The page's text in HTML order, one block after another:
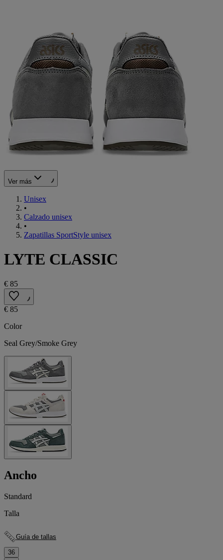
Ver más
Unisex
•
Calzado unisex
•
Zapatillas SportStyle unisex
LYTE CLASSIC
€ 85
€ 85
Color
Seal Grey/Smoke Grey
Ancho
Standard
Talla
Guía de tallas
36